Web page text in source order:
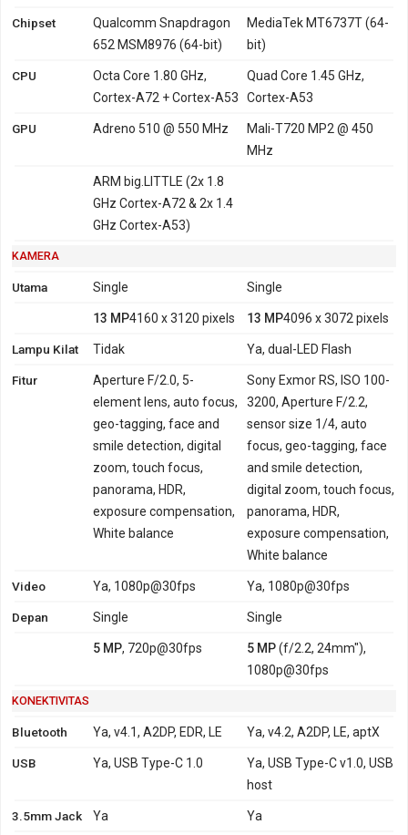
Chipset
Qualcomm Snapdragon
652 MSM8976 (64-bit)
MediaTek MT6737T (64-
bit)
CPU
Octa Core 1.80 GHz,
Cortex-A72 + Cortex-A53
Quad Core 1.45 GHz,
Cortex-A53
GPU Adreno 510 @ 550 MHz
Mali-T720 MP2 @ 450
MHz
ARM big.LITTLE (2x 1.8
GHz Cortex-A72 & 2x 1.4
GHz Cortex-A53)
KAMERA
Utama Single Single
13 MP4160 x 3120 pixels 13 MP4096 x 3072 pixels
Lampu Kilat Tidak Ya, dual-LED Flash
Fitur
Aperture F/2.0, 5-
element lens, auto focus,
geo-tagging, face and
smile detection, digital
zoom, touch focus,
panorama, HDR,
exposure compensation,
White balance
Sony Exmor RS, ISO 100-
3200, Aperture F/2.2,
sensor size 1/4, auto
focus, geo-tagging, face
and smile detection,
digital zoom, touch focus,
panorama, HDR,
exposure compensation,
White balance
Video Ya, 1080p@30fps Ya, 1080p@30fps
Depan Single Single
5 MP, 720p@30fps 5 MP(f/2.2, 24mm"),
1080p@30fps
KONEKTIVITAS
Bluetooth Ya, v4.1, A2DP, EDR, LE Ya, v4.2, A2DP, LE, aptX
USB Ya, USB Type-C 1.0
Ya, USB Type-C v1.0, USB
host
3.5mm Jack Ya Ya